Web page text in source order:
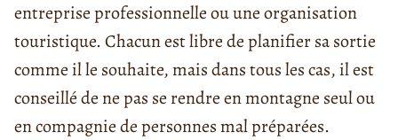
entreprise professionnelle ou une organisation
touristique. Chacun est libre de planifier sa sortie
comme il le souhaite, mais dans tous les cas, il est
conseillé de ne pas se rendre en montagne seul ou
en compagnie de personnes mal préparées.